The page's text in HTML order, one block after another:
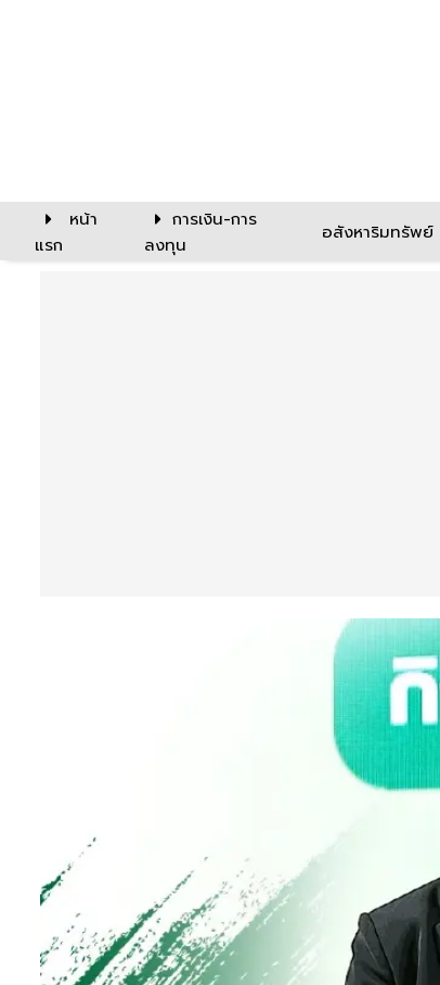
หน้า
แรก
การเงิน-การ
ลงทุน
อสังหาริมทรัพย์